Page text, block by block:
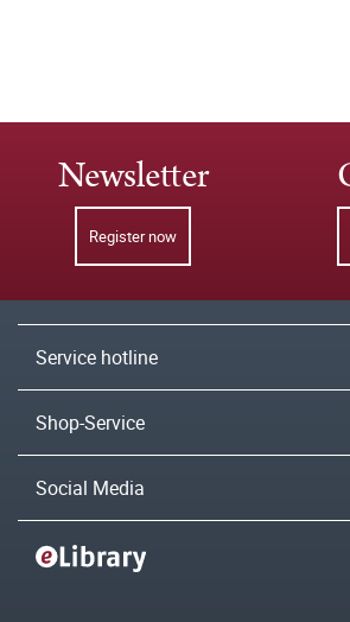
Newsletter
Register now
Service hotline
Shop-Service
Social Media